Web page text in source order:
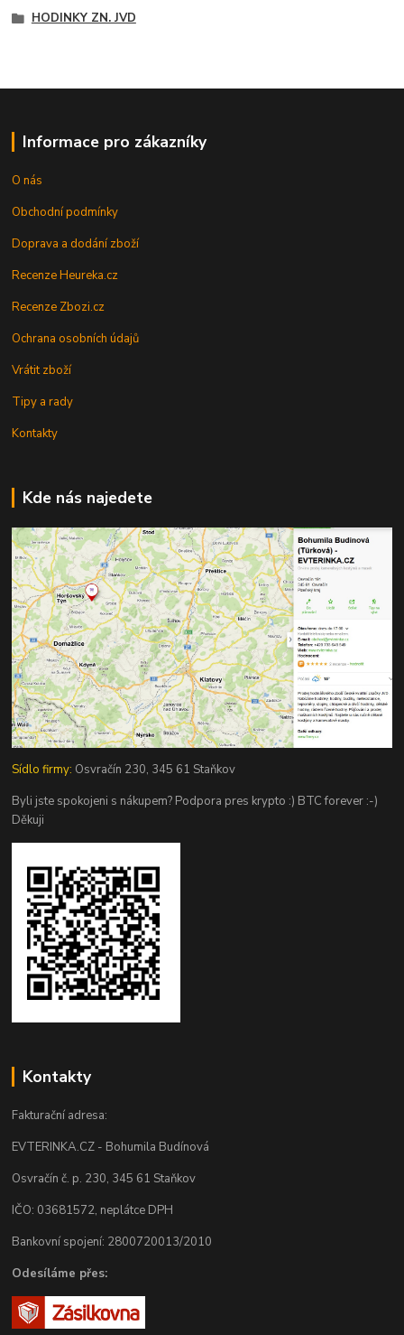
HODINKY ZN. JVD
Informace pro zákazníky
O nás
Obchodní podmínky
Doprava a dodání zboží
Recenze Heureka.cz
Recenze Zbozi.cz
Ochrana osobních údajů
Vrátit zboží
Tipy a rady
Kontakty
Kde nás najedete
Sídlo firmy: Osvračín 230, 345 61 Staňkov
Byli jste spokojeni s nákupem? Podpora pres krypto :) BTC forever :-)
Děkuji
Kontakty
Fakturační adresa:
EVTERINKA.CZ - Bohumila Budínová
Osvračín č. p. 230, 345 61 Staňkov
IČO: 03681572, neplátce DPH
Bankovní spojení: 2800720013/2010
Odesíláme přes: